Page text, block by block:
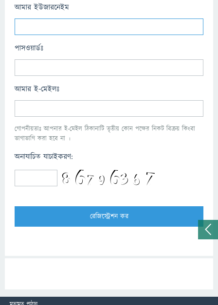
আমার ইউজারনেইম
পাসওয়ার্ডঃ
আমার ই-মেইলঃ
গোপনীয়তাঃ আপনার ই-মেইল ঠিকানাটি তৃতীয় কোন পক্ষের নিকট বিক্রয় কিংবা
ভাগাভাগি করা হবে না ।
অনাযাচিত যাচাইকরণ: